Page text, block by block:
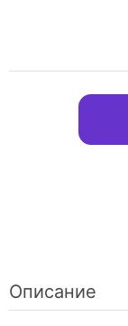
Описание